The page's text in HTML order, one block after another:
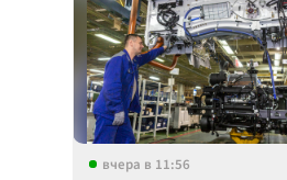
вчера в 11:56